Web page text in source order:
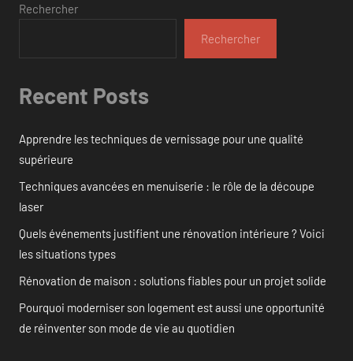
Rechercher
Rechercher
Recent Posts
Apprendre les techniques de vernissage pour une qualité
supérieure
Techniques avancées en menuiserie : le rôle de la découpe
laser
Quels événements justifient une rénovation intérieure ? Voici
les situations types
Rénovation de maison : solutions fiables pour un projet solide
Pourquoi moderniser son logement est aussi une opportunité
de réinventer son mode de vie au quotidien